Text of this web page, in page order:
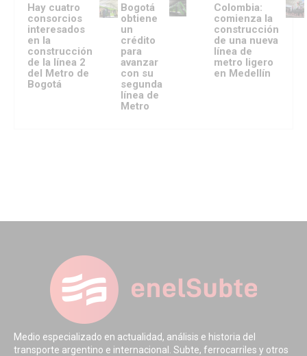
Hay cuatro
consorcios
interesados
en la
construcción
de la línea 2
del Metro de
Bogotá
Bogotá
obtiene
un
crédito
para
avanzar
con su
segunda
línea de
Metro
Colombia:
comienza la
construcción
de una nueva
línea de
metro ligero
en Medellín
Medio especializado en actualidad, análisis e historia del
transporte argentino e internacional. Subte, ferrocarriles y otros